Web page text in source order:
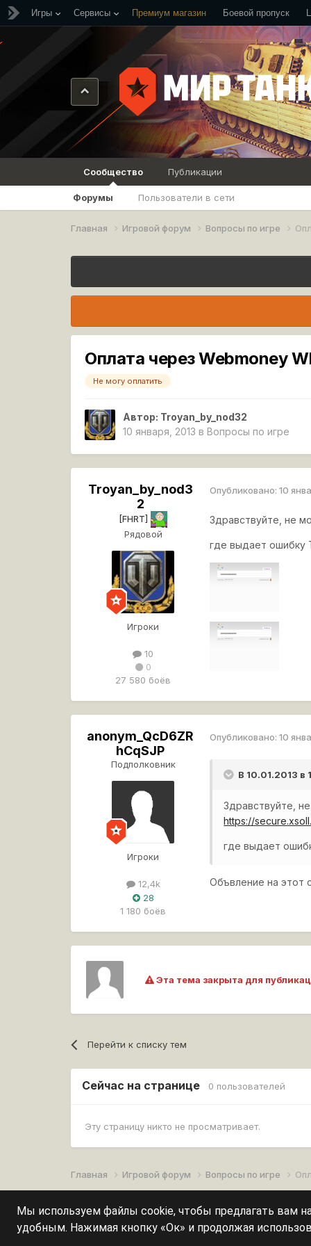
Игры Сервисы Премиум магазин Боевой пропуск
Сообщество
Форумы Пользователи в сети
Публикации
Главная Игровой форум Вопросы по игре
Оплата через Webmoney
Не могу оплатить
Автор: Troyan_by_nod32
10 января, 2013 в Вопросы по игре
Troyan_by_nod3
2
[FHRT]
Рядовой
Игроки
10
0
27 580 боёв
Опубликовано:10
Здравствуйте, не
где выдает ошибку
anonym_QcD6ZR
hCqSJP
Подполковник
Игроки
12,4k
28
1 180 боёв
Опубликовано:10
В 10.01.2013 в
Здравствуйте,
https://
где выдает
Объвление на
Эта тема закрыта для
Перейти к списку тем
Сейчас на странице 0 пользователей
Эту страницу никто не просматривает.
Главная Игровой форум Вопросы по игре
Мы используем файлы cookie, чтобы предлагать вам
удобным. Нажимая кнопку «Ок» и продолжая